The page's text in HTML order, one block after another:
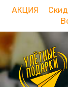
АКЦИЯ